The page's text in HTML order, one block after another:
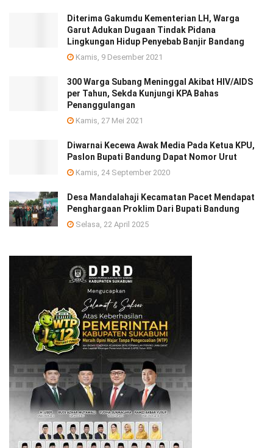
Diterima Gakumdu Kementerian LH, Warga
Garut Adukan Dugaan Tindak Pidana
Lingkungan Hidup Penyebab Banjir Bandang
Kamis, 9 Desember 2021
300 Warga Subang Meninggal Akibat HIV/AIDS
per Tahun, Sekda Kunjungi KPA Bahas
Penanggulangan
Kamis, 27 Mei 2021
Diwarnai Kecewa Awak Media Pada Ketua KPU,
Paslon Bupati Bandung Dapat Nomor Urut
Kamis, 24 September 2020
Desa Mandalahaji Kecamatan Pacet Mendapat
Penghargaan Proklim Dari Bupati Bandung
Selasa, 22 April 2025